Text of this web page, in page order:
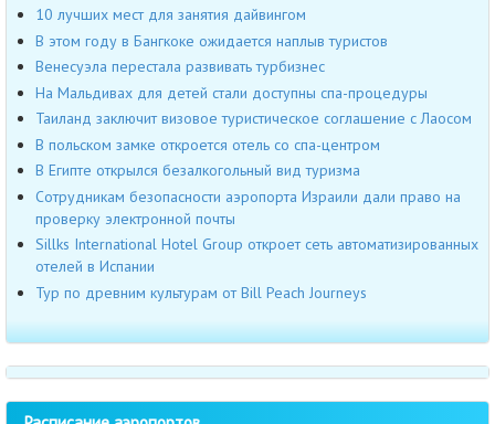
10 лучших мест для занятия дайвингом
В этом году в Бангкоке ожидается наплыв туристов
Венесуэла перестала развивать турбизнес
На Мальдивах для детей стали доступны спа-процедуры
Таиланд заключит визовое туристическое соглашение с Лаосом
В польском замке откроется отель со спа-центром
В Египте открылся безалкогольный вид туризма
Сотрудникам безопасности аэропорта Израили дали право на
проверку электронной почты
Sillks International Hotel Group откроет сеть автоматизированных
отелей в Испании
Тур по древним культурам от Bill Peach Journeys